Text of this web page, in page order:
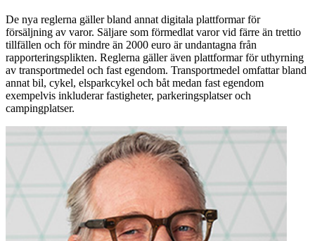
De nya reglerna gäller bland annat digitala plattformar för
försäljning av varor. Säljare som förmedlat varor vid färre än trettio
tillfällen och för mindre än 2000 euro är undantagna från
rapporteringsplikten. Reglerna gäller även plattformar för uthyrning
av transportmedel och fast egendom. Transportmedel omfattar bland
annat bil, cykel, elsparkcykel och båt medan fast egendom
exempelvis inkluderar fastigheter, parkeringsplatser och
campingplatser.